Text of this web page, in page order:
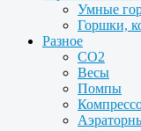
Умные
Горшки,
Разное
CO2
Весы
Помпы